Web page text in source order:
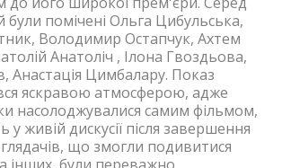
були помічені Ольга Цибульська,
Володимир Остапчук, Ахтем
Анатоліч , Ілона Гвоздьова,
Анастація Цимбалару. Показ
яскравою атмосферою, адже
насолоджувалися самим фільмом,
у живій дискусії після завершення
глядачів, що змогли подивитися